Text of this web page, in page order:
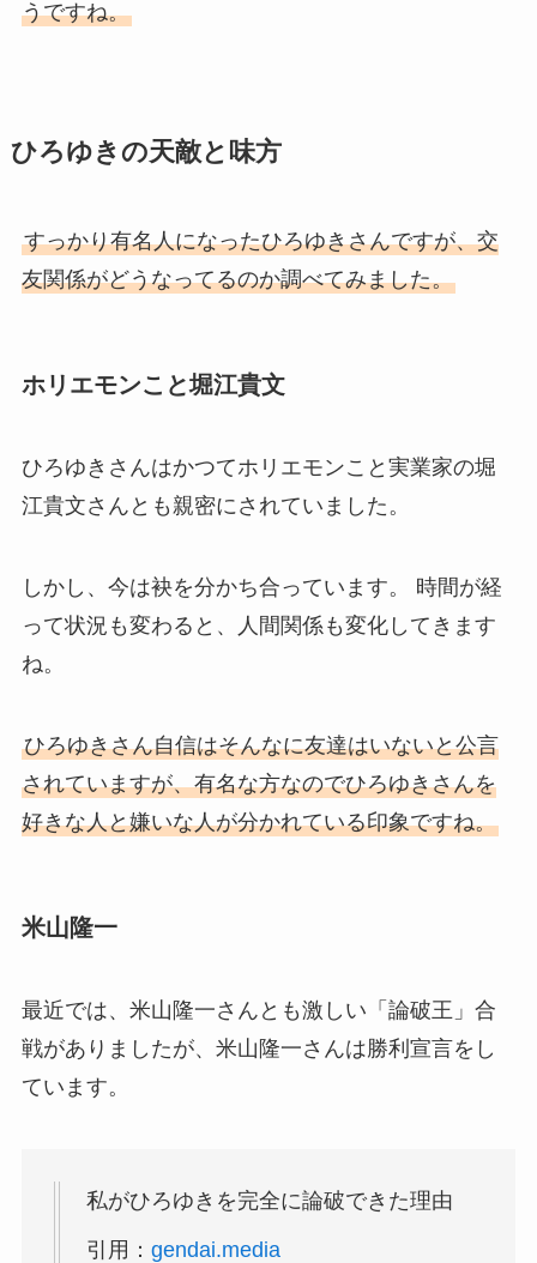
うですね。
ひろゆきの天敵と味方
すっかり有名人になったひろゆきさんですが、交
友関係がどうなってるのか調べてみました。
ホリエモンこと堀江貴文
ひろゆきさんはかつてホリエモンこと実業家の堀
江貴文さんとも親密にされていました。
しかし、今は袂を分かち合っています。 時間が経
って状況も変わると、人間関係も変化してきます
ね。
ひろゆきさん自信はそんなに友達はいないと公言
されていますが、有名な方なのでひろゆきさんを
好きな人と嫌いな人が分かれている印象ですね。
米山隆一
最近では、米山隆一さんとも激しい「論破王」合
戦がありましたが、米山隆一さんは勝利宣言をし
ています。
私がひろゆきを完全に論破できた理由
引用： gendai.media